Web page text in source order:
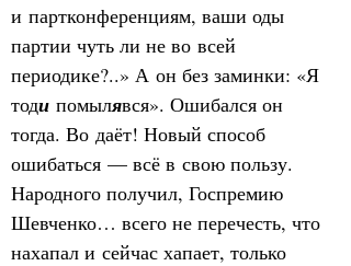
и партконференциям, ваши оды
партии чуть ли не во всей
периодике?..» А он без заминки: «Я
тоди помылявся». Ошибался он
тогда. Во даёт! Новый способ
ошибаться — всё в свою пользу.
Народного получил, Госпремию
Шевченко… всего не перечесть, что
нахапал и сейчас хапает, только